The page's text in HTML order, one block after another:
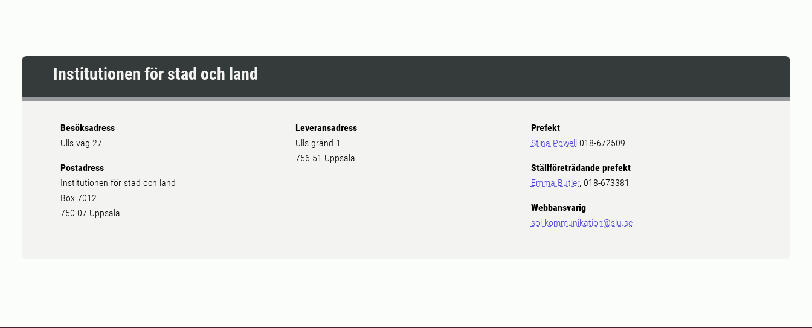
Institutionen för stad och land
Besöksadress
Ulls väg 27
Postadress
Institutionen för stad och land
Box 7012
750 07 Uppsala
Leveransadress
Ulls gränd 1
756 51 Uppsala
Prefekt
Stina Powell 018-672509
Ställföreträdande prefekt
Emma Butler, 018-673381
Webbansvarig
sol-kommunikation@slu.se